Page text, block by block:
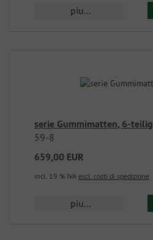
piu...
serie Gummimatten, 6-teilig
59-8
659,00 EUR
incl. 19 % IVA escl. costi di spedizione
piu...